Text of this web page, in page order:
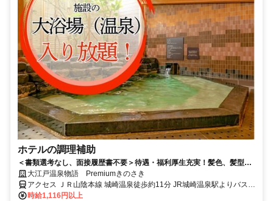
ホテルの調理補助
＜書類選考なし、面接履歴書不要＞待遇・福利厚生充実！髪色、髪型自
由/ピアス、ネイルOK※勤務時のルールあり/幅広い年代の方が活躍中！
大江戸温泉物語 Premiumきのさき
アクセス ＪＲ山陰本線 城崎温泉徒歩約11分 JR城崎温泉駅よりバス約
5分、徒歩10分※詳細はお問い合わせください。
時給1,116円以上